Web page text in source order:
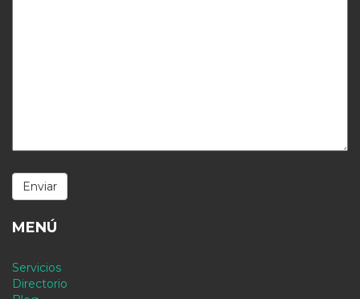
MENÚ
Servicios
Directorio